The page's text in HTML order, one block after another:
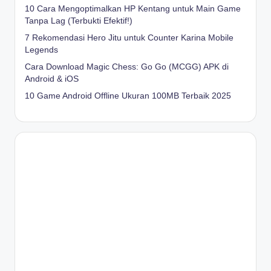
10 Cara Mengoptimalkan HP Kentang untuk Main Game
Tanpa Lag (Terbukti Efektif!)
7 Rekomendasi Hero Jitu untuk Counter Karina Mobile
Legends
Cara Download Magic Chess: Go Go (MCGG) APK di
Android & iOS
10 Game Android Offline Ukuran 100MB Terbaik 2025